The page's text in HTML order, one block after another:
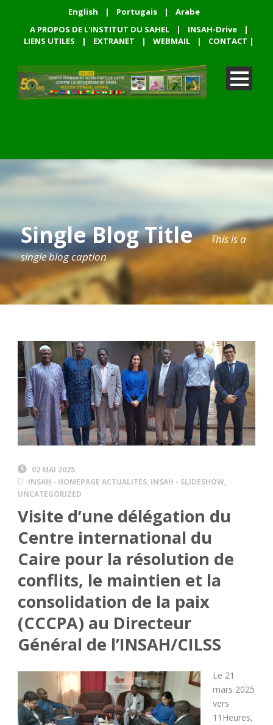
English | Portugais |
Arabe
A PROPOS DE L'INSTITUT DU SAHEL
| INSAH-Drive
|
LIENS UTILES
| EXTRANET | WEBMAIL | CONTACT |
Single Blog Title
This is a
single blog caption
02 MAI 2025
INSAH - HOMEPAGE ACTUALITES, INSAH - SLIDESHOW,
UNCATEGORIZED
Visite d’une délégation du
Centre international du
Caire pour la résolution de
conflits, le maintien et la
consolidation de la paix
(CCCPA) au Directeur
Général de l’INSAH/CILSS
Le 21
mars 2025
vers
11Heures,